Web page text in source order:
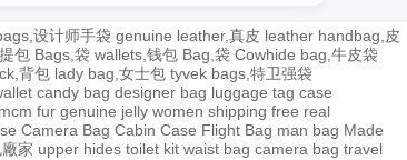
设计师手袋 genuine leather,真皮 leather handbag,皮
包 Bags,袋 wallets,钱包 Bag,袋 Cowhide bag,牛皮袋
背包 lady bag,女士包 tyvek bags,特卫强袋
candy bag designer bag luggage tag case
mcm fur genuine jelly women shipping free real
Camera Bag Cabin Case Flight Bag man bag Made
家 upper hides toilet kit waist bag camera bag travel